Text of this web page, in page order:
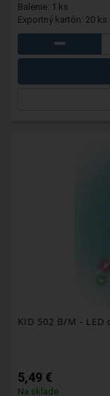
Balenie: 1 ks
Exportný kartón: 20 ks
KID 502 B/M - LED
5,49 €
Na sklade